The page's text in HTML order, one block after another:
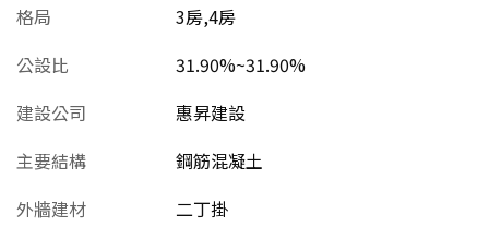
格局
3房,4房
公設比
31.90%~31.90%
建設公司
惠昇建設
主要結構
鋼筋混凝土
外牆建材
二丁掛